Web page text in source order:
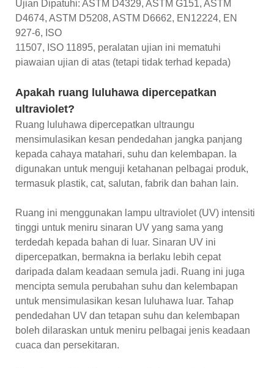
Ujian Dipatuhi: ASTM D4329, ASTM G151, ASTM
D4674, ASTM D5208, ASTM D6662, EN12224, EN
927-6, ISO
11507, ISO 11895, peralatan ujian ini mematuhi
piawaian ujian di atas (tetapi tidak terhad kepada)
Apakah ruang luluhawa dipercepatkan
ultraviolet?
Ruang luluhawa dipercepatkan ultraungu
mensimulasikan kesan pendedahan jangka panjang
kepada cahaya matahari, suhu dan kelembapan. Ia
digunakan untuk menguji ketahanan pelbagai produk,
termasuk plastik, cat, salutan, fabrik dan bahan lain.
Ruang ini menggunakan lampu ultraviolet (UV) intensiti
tinggi untuk meniru sinaran UV yang sama yang
terdedah kepada bahan di luar. Sinaran UV ini
dipercepatkan, bermakna ia berlaku lebih cepat
daripada dalam keadaan semula jadi. Ruang ini juga
mencipta semula perubahan suhu dan kelembapan
untuk mensimulasikan kesan luluhawa luar. Tahap
pendedahan UV dan tetapan suhu dan kelembapan
boleh dilaraskan untuk meniru pelbagai jenis keadaan
cuaca dan persekitaran.